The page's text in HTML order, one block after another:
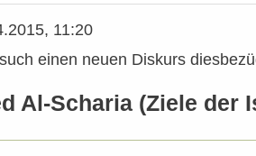
11:20
einen neuen Diskurs
Al-Scharia (Ziele der